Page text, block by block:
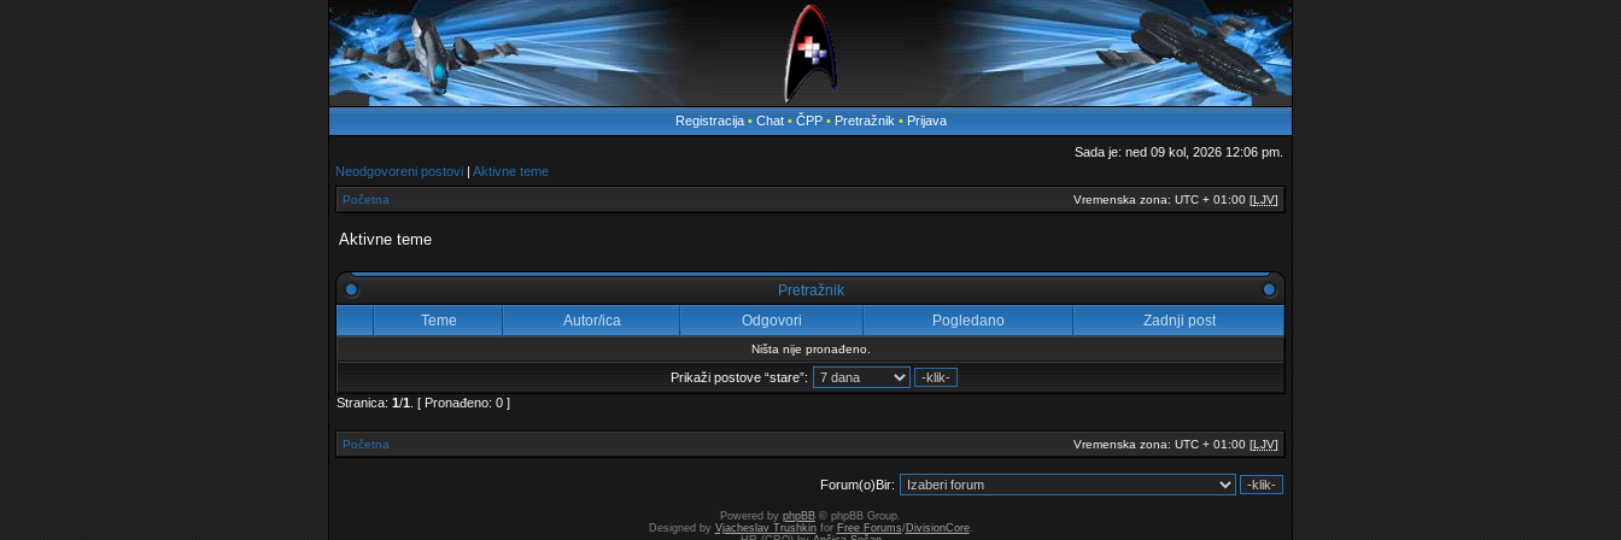
Registracija• Chat • ČPP• Pretražnik • Prijava
Sada je: ned 09 kol, 2026 12:06 pm.
Neodgovoreni postovi | Aktivne teme
Početna Vremenska zona: UTC + 01:00 [LJV]
Aktivne teme
Pretražnik
Teme
Autor/ica Odgovori Pogledano Zadnji post
Ništa nije pronađeno.
Prikaži postove “stare”:
Stranica: 1/1 [ Pronađeno: 0 ]
Početna Vremenska zona: UTC + 01:00 [LJV]
Forum(o)Bir:
Powered by phpBB © phpBB Group.
Designed by Vjacheslav Trushkinfor Free Forums/DivisionCore.